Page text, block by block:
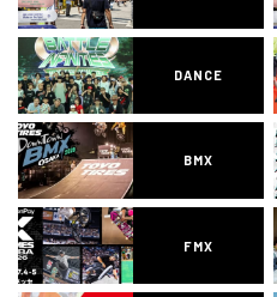
DANCE
BMX
FMX